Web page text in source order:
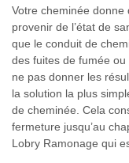
Votre cheminée
provenir de l’état de
que le conduit de
des fuites de fumée
ne pas donner les
la solution la plus
de cheminée. Cela
fermeture jusqu’au
Lobry Ramonage qui